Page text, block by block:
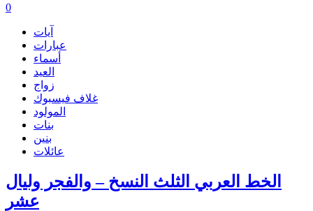
0
آيات
عبارات
أسماء
العيد
زواج
غلاف فيسبوك
المولود
بنات
بنين
عائلات
الخط العربي الثلث النسخ – والفجر وليال
عشر